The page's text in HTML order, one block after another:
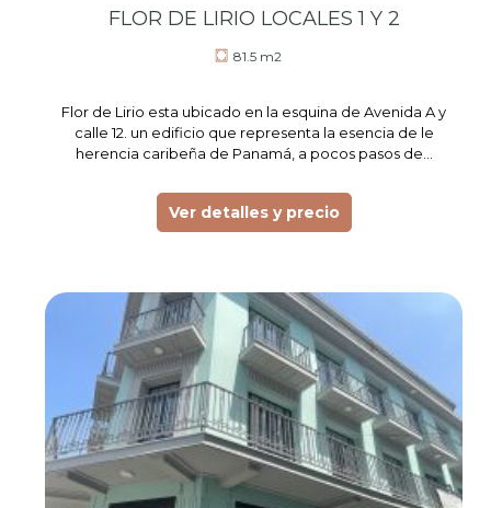
FLOR DE LIRIO LOCALES 1 Y 2
81.5 m2
Flor de Lirio esta ubicado en la esquina de Avenida A y
calle 12. un edificio que representa la esencia de le
herencia caribeña de Panamá, a pocos pasos de…
Ver detalles y precio